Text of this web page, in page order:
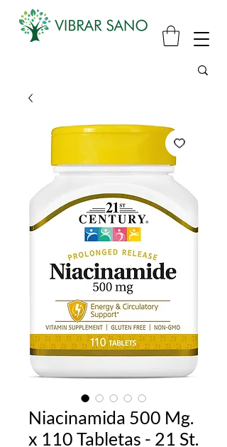
Niacinamida 500 Mg.
x 110 Tabletas - 21 St.